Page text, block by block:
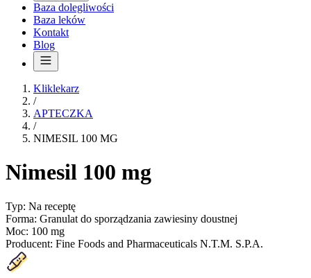
Baza dolegliwości
Baza leków
Kontakt
Blog
Kliklekarz
/
APTECZKA
/
NIMESIL 100 MG
Nimesil 100 mg
Typ: Na receptę
Forma: Granulat do sporządzania zawiesiny doustnej
Moc: 100 mg
Producent: Fine Foods and Pharmaceuticals N.T.M. S.P.A.